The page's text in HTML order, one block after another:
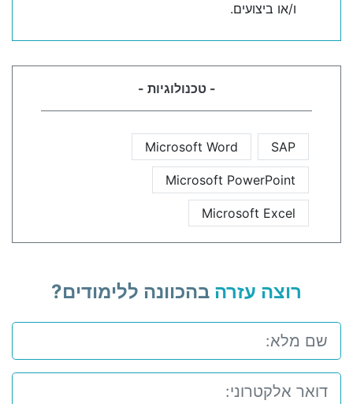
ו/או ביצועים.
- טכנולוגיות -
SAP
Microsoft Word
Microsoft PowerPoint
Microsoft Excel
רוצה עזרה בהכוונה ללימודים?